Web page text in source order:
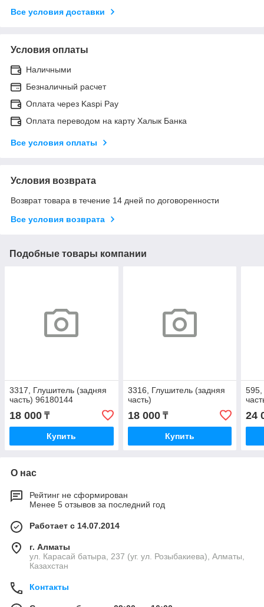
Все условия доставки
Условия оплаты
Наличными
Безналичный расчет
Оплата через Kaspi Pay
Оплата переводом на карту Халык Банка
Все условия оплаты
Условия возврата
Возврат товара в течение 14 дней по договоренности
Все условия возврата
Подобные товары компании
3317, Глушитель (задняя
часть) 96180144
18 000 ₸
Купить
3316, Глушитель (задняя
часть)
18 000₸
Купить
595,
24
О нас
Рейтинг не сформирован
Менее 5 отзывов за последний год
Работает с 14.07.2014
г. Алматы
ул. Карасай батыра, 237 (уг. ул. Розыбакиева), Алматы,
Казахстан
Контакты